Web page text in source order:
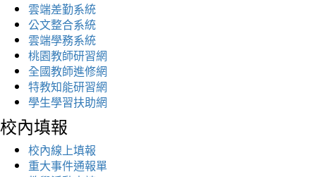
雲端差勤系統
公文整合系統
雲端學務系統
桃園教師研習網
全國教師進修網
特教知能研習網
學生學習扶助網
校內填報
校內線上填報
重大事件通報單